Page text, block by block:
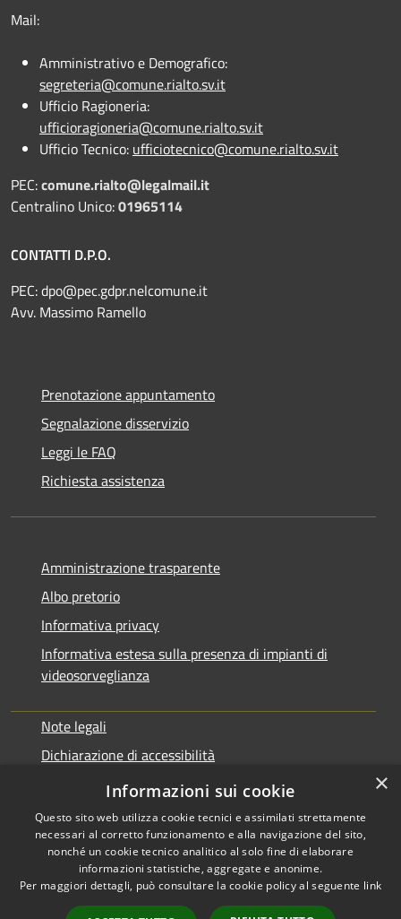
Mail:
Amministrativo e Demografico:
segreteria@comune.rialto.sv.it
Ufficio Ragioneria:
ufficioragioneria@comune.rialto.sv.it
Ufficio Tecnico: ufficiotecnico@comune.rialto.sv.it
PEC:comune.rialto@legalmail.it
Centralino Unico:01965114
CONTATTI D.P.O.
PEC:dpo@pec.gdpr.nelcomune.it
Avv. Massimo Ramello
Prenotazione appuntamento
Segnalazione disservizio
Leggi le FAQ
Richiesta assistenza
Amministrazione trasparente
Albo pretorio
Informativa privacy
Informativa estesa sulla presenza di impianti di
videosorveglianza
Note legali
Dichiarazione di accessibilità
Obbiettivi di accessibilità
Accessibilità
Copyright © 2026 • Comune di
Rialto • Powered by
×
Informazioni sui cookie
Questo sito web utilizza cookie tecnici e assimilati strettamente
necessari al corretto funzionamento e alla navigazione del sito,
nonché un cookie tecnico analitico al solo fine di elaborare
informazioni statistiche, aggregate e anonime.
Per maggiori dettagli, può consultare la cookie policy al seguente link